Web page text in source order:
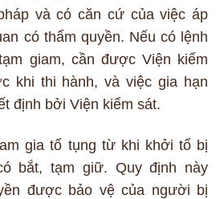
và có căn cứ của việc áp
có thẩm quyền. Nếu có lệnh
giam, cần được Viện kiểm
khi thi hành, và việc gia hạn
định bởi Viện kiểm sát.
gia tố tụng từ khi khởi tố bị
bắt, tạm giữ. Quy định này
được bảo vệ của người bị